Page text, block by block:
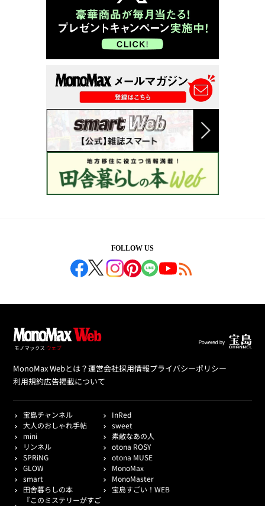
FOLLOW US
MonoMax Webとは？運営会社採用情報プライバシーポリシー
利用規約広告掲載について
宝島チャンネル
InRed
大人のおしゃれ手帖
sweet
mini
素敵なあの人
リンネル
otona ROSY
SPRiNG
otona MUSE
GLOW
MonoMax
smart
MonoMaster
田舎暮らしの本
宝島すごい！WEB
『このミステリーがすご